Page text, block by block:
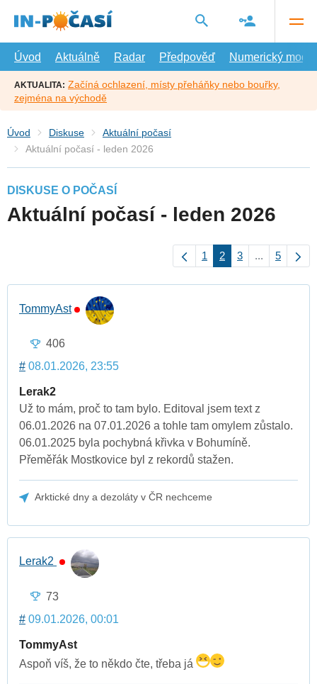
hlavní
Úvod
Aktuálně Radar Předpověď Numerický model
AKTUALITA: Začíná ochlazení, místy přeháňky nebo bouřky,
zejména na východě
Úvod Diskuse
Aktuální počasí
Aktuální počasí - leden 2026
DISKUSE O POČASÍ
Aktuální počasí - leden 2026
1 2 3 ... 5
TommyAst
406
# 08.01.2026, 23:55
Lerak2
Už to mám, proč to tam bylo. Editoval jsem text z
06.01.2026 na 07.01.2026 a tohle tam omylem zůstalo.
06.01.2025 byla pochybná křivka v Bohumíně.
Přeměřák Mostkovice byl z rekordů stažen.
Arktické dny a dezoláty v ČR nechceme
Lerak2
73
# 09.01.2026, 00:01
TommyAst
Aspoň víš, že to někdo čte, třeba já